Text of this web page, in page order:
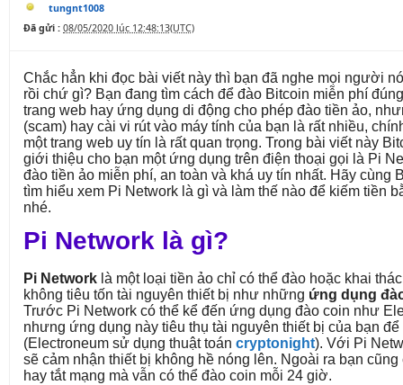
tungnt1008
Đã gửi : 08/05/2020 lúc 12:48:13(UTC)
Chắc hẳn khi đọc bài viết này thì bạn đã nghe mọi người
rồi chứ gì? Bạn đang tìm cách để đào Bitcoin miễn phí
trang web hay ứng dụng di động cho phép đào tiền ảo,
(scam) hay cài vi rút vào máy tính của bạn là rất nhiều,
một trang web uy tín là rất quan trọng. Trong bài viết này
giới thiệu cho bạn một ứng dụng trên điện thoại gọi là Pi
đào tiền ảo miễn phí, an toàn và khá uy tín nhất. Hãy cùng
tìm hiểu xem Pi Network là gì và làm thế nào để kiếm tiền
nhé.
Pi Network là gì?
Pi Network là một loại tiền ảo chỉ có thể đào hoặc khai
không tiêu tốn tài nguyên thiết bị như những ứng dụng
Trước Pi Network có thể kể đến ứng dụng đào coin như
nhưng ứng dụng này tiêu thụ tài nguyên thiết bị của bạn
(Electroneum sử dụng thuật toán cryptonight). Với Pi
sẽ cảm nhận thiết bị không hề nóng lên. Ngoài ra bạn
hay tắt mạng mà vẫn có thể đào coin mỗi 24 giờ.